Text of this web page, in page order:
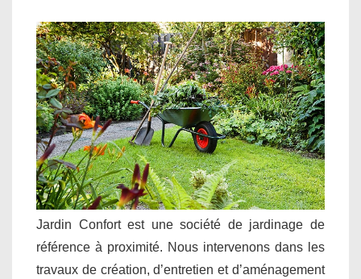
Jardin Confort est une société de jardinage de
référence à proximité. Nous intervenons dans les
travaux de création, d’entretien et d’aménagement